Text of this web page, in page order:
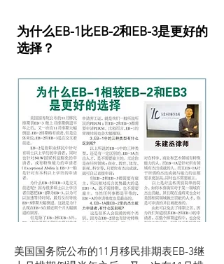
为什么EB-1比EB-2和EB-3是更好的
选择？
美国国务院公布的11月移民排期表EB-3继